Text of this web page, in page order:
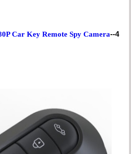
4--
Car Key Remote Spy Camera